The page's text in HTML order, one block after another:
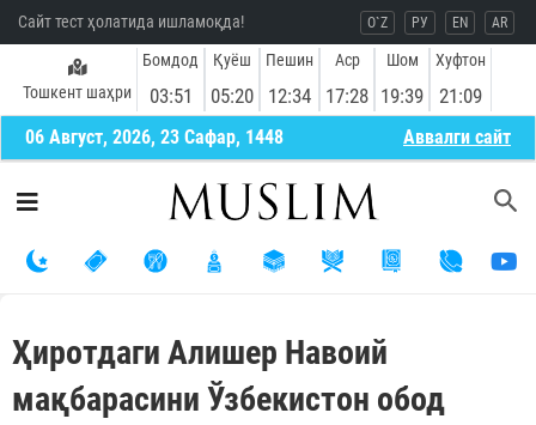
Сайт тест ҳолатида ишламоқда! O`Z РУ EN AR
Тошкент шаҳри
Бомдод
03:51
Қуёш
05:20
Пешин
12:34
Аср
17:28
Шом
19:39
Хуфтон
21:09
06 Август, 2026, 23 Сафар, 1448 Aввалги сайт
Ҳиротдаги Алишер Навоий
мақбарасини Ўзбекистон обод